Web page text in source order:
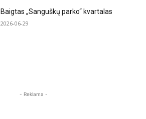
Baigtas „Sanguškų parko“ kvartalas
2026-06-29
- Reklama -